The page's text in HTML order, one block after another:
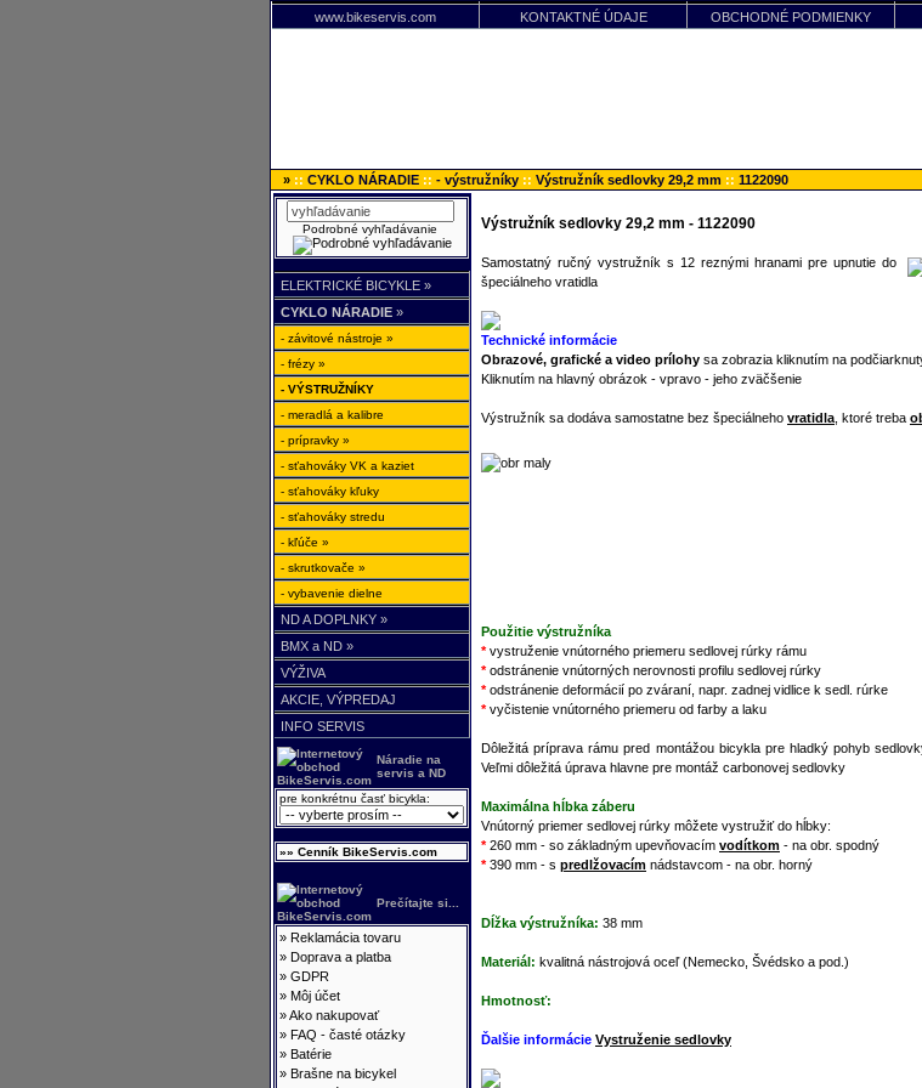
www.bikeservis.com KONTAKTNÉ ÚDAJE OBCHODNÉ PODMIENKY
» :: CYKLO NÁRADIE :: - výstružníky :: Výstružník sedlovky 29,2 mm :: 1122090
Podrobné vyhľadávanie
ELEKTRICKÉ BICYKLE »
CYKLO NÁRADIE »
- závitové nástroje »
- frézy »
- VÝSTRUŽNÍKY
- meradlá a kalibre
- prípravky »
- sťahováky VK a kaziet
- sťahováky kľuky
- sťahováky stredu
- kľúče »
- skrutkovače »
- vybavenie dielne
ND A DOPLNKY »
BMX a ND »
VÝŽIVA
AKCIE, VÝPREDAJ
INFO SERVIS
Náradie na
servis a ND
pre konkrétnu časť bicykla:
»» Cenník BikeServis.com
Prečítajte si...
» Reklamácia tovaru
» Doprava a platba
» GDPR
» Môj účet
»Ako nakupovať
» FAQ - časté otázky
» Batérie
» Brašne na bicykel
Výstružník sedlovky 29,2 mm - 1122090
Samostatný ručný vystružník s 12 reznými hranami pre upnutie do
špeciálneho vratidla
Technické informácie
Obrazové, grafické a video prílohy sa zobrazia kliknutím na
Kliknutím na hlavný obrázok - vpravo - jeho zväčšenie
Výstružník sa dodáva samostatne bez špeciálneho vratidla , ktoré treba
Použitie výstružníka
*vystruženie vnútorného priemeru sedlovej rúrky rámu
*odstránenie vnútorných nerovnosti profilu sedlovej rúrky
*odstránenie deformácií po zváraní, napr. zadnej vidlice k sedl. rúrke
*vyčistenie vnútorného priemeru od farby a laku
Dôležitá príprava rámu pred montážou bicykla pre hladký pohyb
Veľmi dôležitá úprava hlavne pre montáž carbonovej sedlovky
Maximálna hĺbka záberu
Vnútorný priemer sedlovej rúrky môžete vystružiť do hĺbky:
*260 mm - so základným upevňovacím vodítkom - na obr. spodný
*390 mm - s predlžovacím nádstavcom - na obr. horný
Dĺžka výstružníka: 38 mm
Materiál: kvalitná nástrojová oceľ (Nemecko, Švédsko a pod.)
Hmotnosť:
Ďalšie informácie Vystruženie sedlovky